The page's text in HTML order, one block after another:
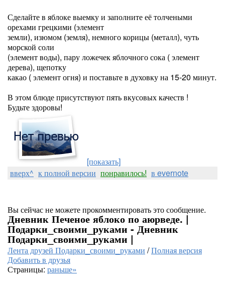
Сделайте в яблоке выемку и заполните её толчеными
орехами грецкими (элемент
земли), изюмом (земля), немного корицы (металл), чуть
морской соли
(элемент воды), пару ложечек яблочного сока ( элемент
дерева), щепотку
какао ( элемент огня) и поставьте в духовку на 15-20 минут.
В этом блюде присутствуют пять вкусовых качеств !
Будьте здоровы!
[показать]
вверх^ к полной версии понравилось! в evernote
Вы сейчас не можете прокомментировать это сообщение.
Дневник Печеное яблоко по аюрведе. |
Подарки_своими_руками - Дневник
Подарки_своими_руками |
Лента друзей Подарки_своими_руками /Полная версия
Добавить в друзья
Страницы: раньше»